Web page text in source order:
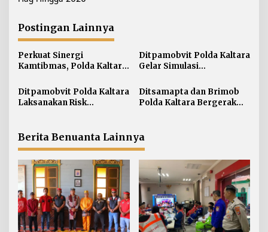
g
a
s
i
p
o
Postingan Lainnya
Perkuat Sinergi
Kamtibmas, Polda Kaltara
Bulungan
Ditpamobvit Polda Kaltara
Gelar Simulasi
Kebakaran Tangki V
Minyak di PT Pertamina
Ditpamobvit Polda Kaltara
Laksanakan Risk
Ditsamapta dan Brimob
Polda Kaltara Bergerak
2 Hektar di Bulungan
Berita Benuanta Lainnya